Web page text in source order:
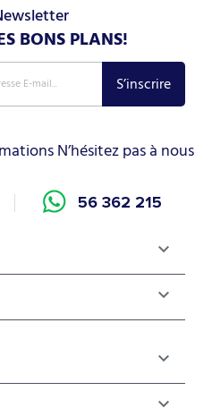
BONS PLANS!
N’hésitez pas à nous
56 362 215


